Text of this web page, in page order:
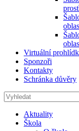
Virtuální
Sponzoři
Kontakty
Schránka důvěry
Search
for:
Aktuality
Škola